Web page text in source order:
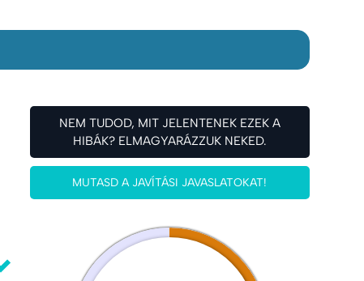
NEM TUDOD, MIT JELENTENEK EZEK A
HIBÁK? ELMAGYARÁZZUK NEKED.
MUTASD A JAVÍTÁSI JAVASLATOKAT!